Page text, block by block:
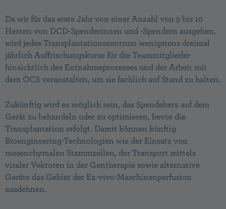
Da wir für das erste Jahr von einer Anzahl von 5 bis 10
Herzen von DCD-Spenderinnen und -Spendern ausgehen,
wird jedes Transplantationszentrum wenigstens dreimal
jährlich Auffrischungskurse für die Teammitglieder
hinsichtlich des Entnahmeprozesses und der Arbeit mit
dem OCS veranstalten, um sie fachlich auf Stand zu halten.
Zukünftig wird es möglich sein, das Spendeherz auf dem
Gerät zu behandeln oder zu optimieren, bevor die
Transplantation erfolgt. Damit können künftig
Bioengineering-Technologien wie der Einsatz von
mesenchymalen Stammzellen, der Transport mittels
viraler Vektoren in der Gentherapie sowie alternative
Geräte das Gebiet der Ex-vivo-Maschinenperfusion
ausdehnen.